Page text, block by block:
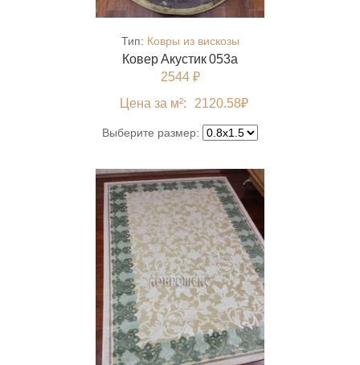
Тип: Ковры из вискозы
Ковер Акустик 053a
2544 ₽
Цена за м²:
2120.58₽
Выберите размер: